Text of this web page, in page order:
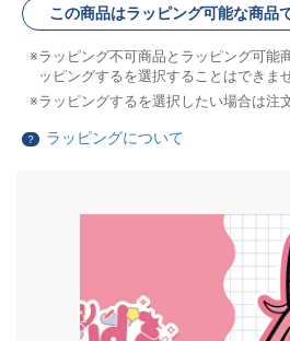
この商品はラッピング可能な商品
ラッピング不可商品とラッピング可能
ッピングするを選択することはできま
ラッピングするを選択したい場合は注
？ ラッピングについて